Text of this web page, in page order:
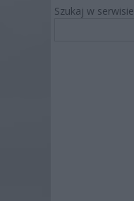
Szukaj w serwisie